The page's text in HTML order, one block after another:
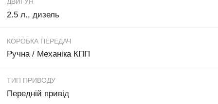
ДВИГУН
2.5 л., дизель
КОРОБКА ПЕРЕДАЧ
Ручна / Механіка КПП
ТИП ПРИВОДУ
Передній привід